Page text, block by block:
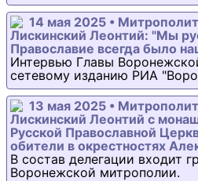
14 мая 2025 •
Лискинский Леонтий: "Мы
Православие всегда было
Интервью Главы
сетевому изданию РИА
13 мая 2025 •
Лискинский Леонтий с
Русской Православной
обители в окрестностях
В состав делегации входит
Воронежской митрополии.